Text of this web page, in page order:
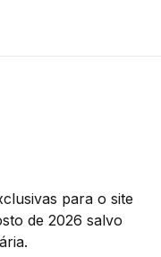
para o site
de 2026 salvo